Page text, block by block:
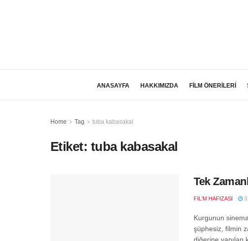
ANASAYFA HAKKIMIZDA FİLM ÖNERİLERİ
Home Tag tuba kabasakal
Etiket: tuba kabasakal
Tek
FIL'M HAFIZASI
Kurgunun
şüphesiz, filmin